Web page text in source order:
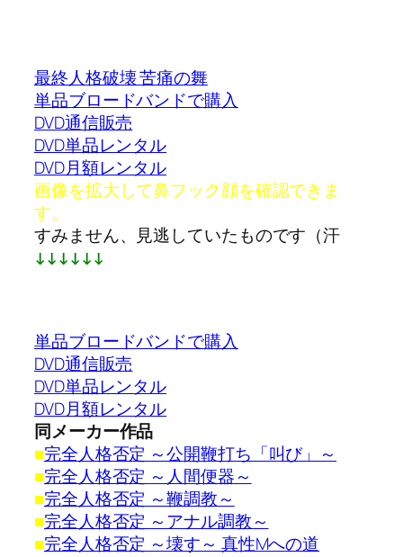
最終人格破壊 苦痛の舞
単品ブロードバンドで購入
DVD通信販売
DVD単品レンタル
DVD月額レンタル
画像を拡大して鼻フック顔を確認できま
す。
すみません、見逃していたものです（汗
↓↓↓↓↓↓
単品ブロードバンドで購入
DVD通信販売
DVD単品レンタル
DVD月額レンタル
同メーカー作品
■完全人格否定 ～公開鞭打ち「叫び」～
■完全人格否定 ～人間便器～
■完全人格否定 ～鞭調教～
■完全人格否定 ～アナル調教～
■完全人格否定 ～壊す～ 真性Mへの道